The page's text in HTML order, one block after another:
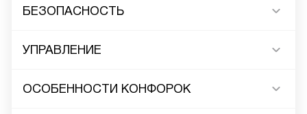
БЕЗОПАСНОСТЬ
УПРАВЛЕНИЕ
ОСОБЕННОСТИ КОНФОРОК